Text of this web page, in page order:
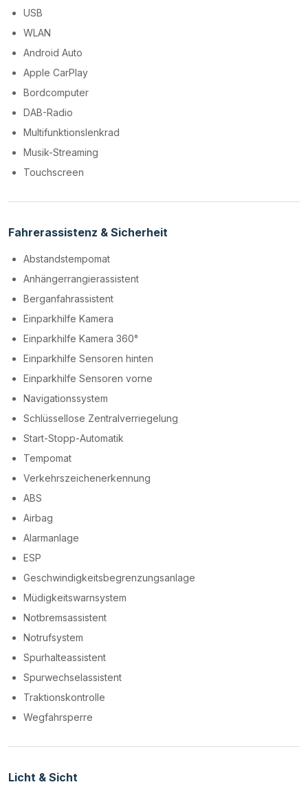
USB
WLAN
Android Auto
Apple CarPlay
Bordcomputer
DAB-Radio
Multifunktionslenkrad
Musik-Streaming
Touchscreen
Fahrerassistenz & Sicherheit
Abstandstempomat
Anhängerrangierassistent
Berganfahrassistent
Einparkhilfe Kamera
Einparkhilfe Kamera 360°
Einparkhilfe Sensoren hinten
Einparkhilfe Sensoren vorne
Navigationssystem
Schlüssellose Zentralverriegelung
Start-Stopp-Automatik
Tempomat
Verkehrszeichenerkennung
ABS
Airbag
Alarmanlage
ESP
Geschwindigkeitsbegrenzungsanlage
Müdigkeitswarnsystem
Notbremsassistent
Notrufsystem
Spurhalteassistent
Spurwechselassistent
Traktionskontrolle
Wegfahrsperre
Licht & Sicht